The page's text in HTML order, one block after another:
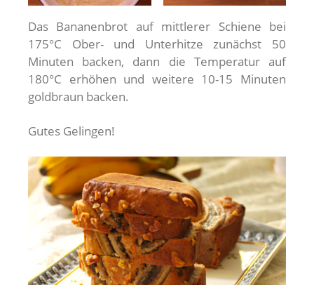
Das Bananenbrot auf mittlerer Schiene bei
175°C Ober- und Unterhitze zunächst 50
Minuten backen, dann die Temperatur auf
180°C erhöhen und weitere 10-15 Minuten
goldbraun backen.
Gutes Gelingen!